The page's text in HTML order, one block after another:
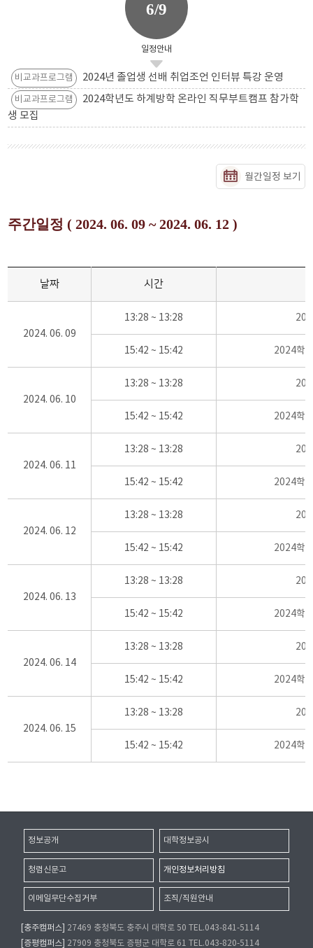
6/9
일정안내
비교과프로그램 2024년 졸업생 선배 취업조언 인터뷰 특강 운영
비교과프로그램
2024학년도 하계방학 온라인 직무부트캠프 참가학
생 모집
월간일정 보기
주간일정 ( 2024. 06. 09 ~ 2024. 06. 12 )
날짜 시간
2024. 06. 09
13:28 ~ 13:28
15:42 ~ 15:42 2024학
2024. 06. 10
13:28 ~ 13:28
15:42 ~ 15:42 2024학
2024. 06. 11
13:28 ~ 13:28
15:42 ~ 15:42 2024학
2024. 06. 12
13:28 ~ 13:28
15:42 ~ 15:42 2024학
2024. 06. 13
13:28 ~ 13:28
15:42 ~ 15:42 2024학
2024. 06. 14
13:28 ~ 13:28
15:42 ~ 15:42 2024학
2024. 06. 15
13:28 ~ 13:28
15:42 ~ 15:42 2024학
정보공개 대학정보공시
청렴신문고 개인정보처리방침
이메일무단수집거부 조직/직원안내
[충주캠퍼스]
27469 충청북도 충주시 대학로 50 TEL.043-841-5114
[증평캠퍼스]
27909 충청북도 증평군 대학로 61 TEL.043-820-5114